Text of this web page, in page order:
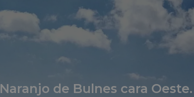
Naranjo de Bulnes cara Oeste.